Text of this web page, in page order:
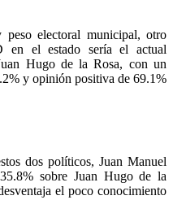
electoral municipal, otro
en el estado sería el actual
Hugo de la Rosa, con un
y opinión positiva de 69.1%
dos políticos, Juan Manuel
sobre Juan Hugo de la
el poco conocimiento